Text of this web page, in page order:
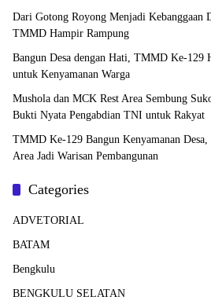
Dari Gotong Royong Menjadi Kebanggaan
TMMD Hampir Rampung
Bangun Desa dengan Hati, TMMD Ke-129
untuk Kenyamanan Warga
Mushola dan MCK Rest Area Sembung
Bukti Nyata Pengabdian TNI untuk Rakyat
TMMD Ke-129 Bangun Kenyamanan
Area Jadi Warisan Pembangunan
Categories
ADVETORIAL
BATAM
Bengkulu
BENGKULU SELATAN